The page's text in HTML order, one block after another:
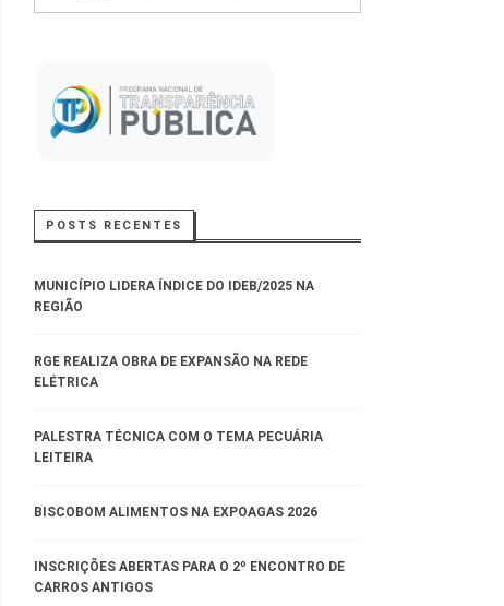
POSTS RECENTES
MUNICÍPIO LIDERA ÍNDICE DO IDEB/2025 NA
REGIÃO
RGE REALIZA OBRA DE EXPANSÃO NA REDE
ELÉTRICA
PALESTRA TÉCNICA COM O TEMA PECUÁRIA
LEITEIRA
BISCOBOM ALIMENTOS NA EXPOAGAS 2026
INSCRIÇÕES ABERTAS PARA O 2º ENCONTRO DE
CARROS ANTIGOS